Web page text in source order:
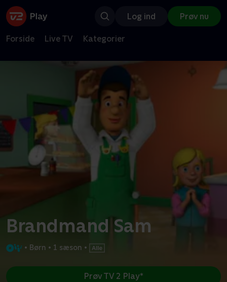
Log ind Prøv nu
Forside Live TV Kategorier
Brandmand Sam
• Børn • 1 sæson •
Prøv TV 2 Play*